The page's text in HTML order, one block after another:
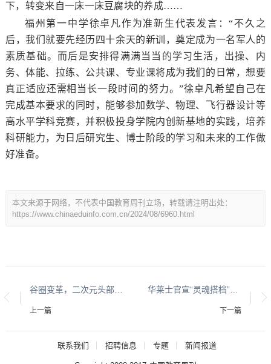
下，转变来自一床一床豆腐块的养成……
福州第一中学徐卓凡作为准新生代表发言：“不久之
后，我们就要先经历四十余天的新训，奠定成为一名军人的
素质基础。而后是安排得满满当当的学习生活，出操、内
务、体能、拉练、公共课、专业课将成为我们的日常，想要
真正适应还需相当长一段时间的努力。”徐卓凡希望自己在
完成基本要求的同时，能够参加数学、物理、飞行器设计等
高水平学科竞赛，并积极投身学院内创新基地的实践，培养
科研能力，为日后研究生、博士阶段的学习和未来的工作做
好准备。
本文来源于网络，不代表中国教育周刊立场，转载请注明出处：
https://www.chinaeduinfo.com.cn/2024/08/6960.html
上一篇
华莱士官宣“灵魂搭档”百事可乐美食大使丞磊携炸鸡可乐邀您观战
下一篇
联系我们 招聘信息 专题 新闻报道